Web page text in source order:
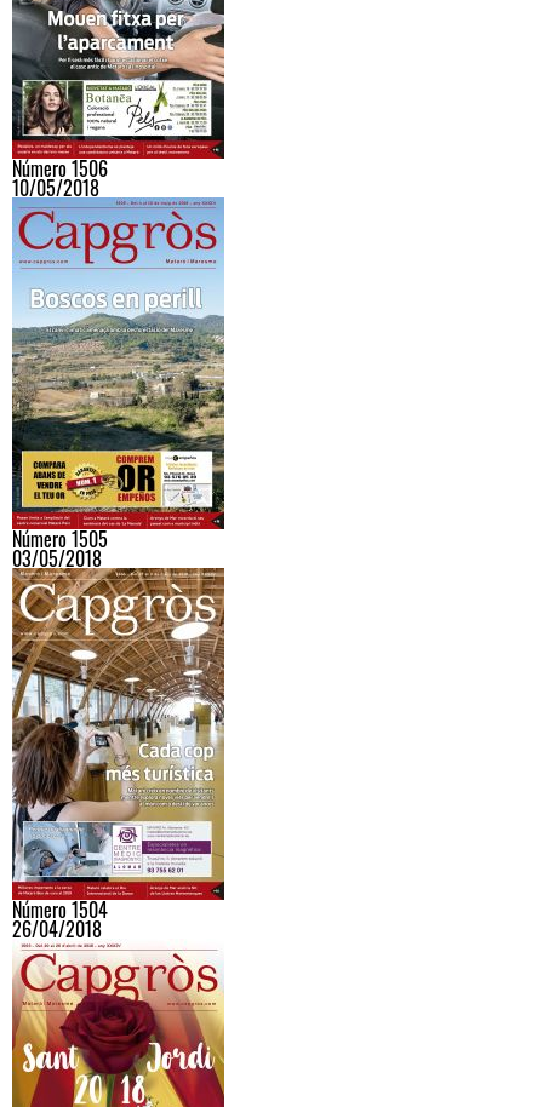
Número 1506
10/05/2018
Número 1505
03/05/2018
Número 1504
26/04/2018